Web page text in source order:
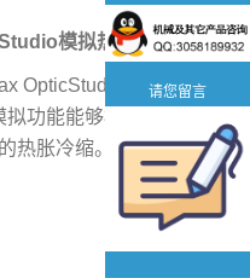
模拟热效应
OpticStudio模拟热效
功能能够模拟折射率遇
热胀冷缩。本文我们将模
请您留言